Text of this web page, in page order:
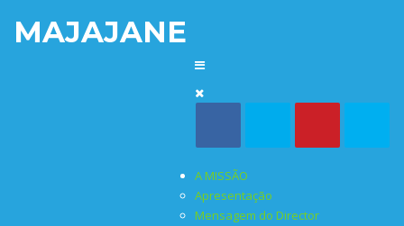
MAJAJANE
A MISSÃO
Apresentação
Mensagem do Director